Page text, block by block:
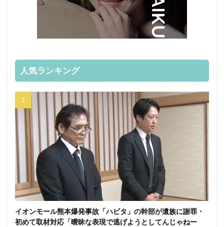
人気ランキング
イオンモール熊本爆発事故「ハビタ」の幹部が遺族に謝罪・
初めて取材対応「曖昧な表現で逃げようとしてんじゃねー